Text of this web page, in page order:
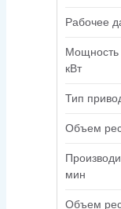
Рабочее
Мощность
кВт
Тип
Объем
мин
Объем